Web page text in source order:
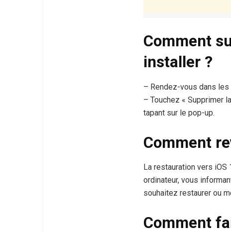
Comment
installer ?
– Rendez-vous dans les
– Touchez « Supprimer
tapant sur le pop-up.
Comment
La restauration vers
ordinateur, vous
souhaitez restaurer ou
Comment